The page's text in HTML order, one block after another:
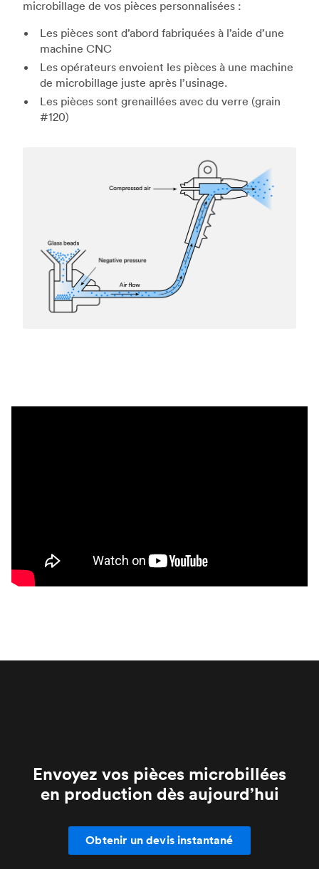
microbillage de vos pièces personnalisées :
Les pièces sont d’abord fabriquées à l’aide d’une
machine CNC
Les opérateurs envoient les pièces à une machine
de microbillage juste après l’usinage.
Les pièces sont grenaillées avec du verre (grain
#120)
Envoyez vos pièces microbillées
en production dès aujourd’hui
Obtenir un devis instantané